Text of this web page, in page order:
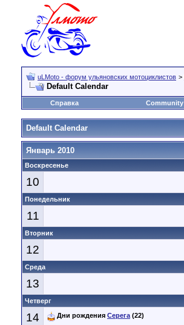
uLMoto - форум ульяновских мотоциклистов >
Default Calendar
Справка Community
Default Calendar
Январь 2010
Воскресенье
10
Понедельник
11
Вторник
12
Среда
13
Четверг
14 Дни рождения Серега(22)